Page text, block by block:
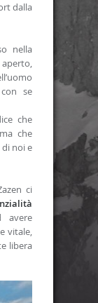
dalla
nella
se
che
che
noi e
ci
vitale,
libera